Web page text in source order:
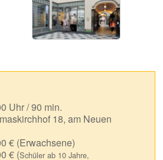
Uhr / 90 min.
18, am Neuen
€ (Erwachsene)
€ (Schüler ab 10 Jahre,